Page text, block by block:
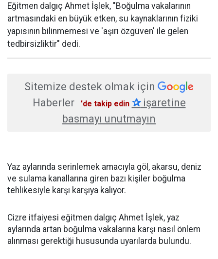
Eğitmen dalgıç Ahmet İşlek, "Boğulma vakalarının
artmasındaki en büyük etken, su kaynaklarının fiziki
yapısının bilinmemesi ve 'aşırı özgüven' ile gelen
tedbirsizliktir" dedi.
Sitemize destek olmak için
Haberler
'de takip edin ✰işaretine
basmayı unutmayın
Yaz aylarında serinlemek amacıyla göl, akarsu, deniz
ve sulama kanallarına giren bazı kişiler boğulma
tehlikesiyle karşı karşıya kalıyor.
Cizre itfaiyesi eğitmen dalgıç Ahmet İşlek, yaz
aylarında artan boğulma vakalarına karşı nasıl önlem
alınması gerektiği hususunda uyarılarda bulundu.